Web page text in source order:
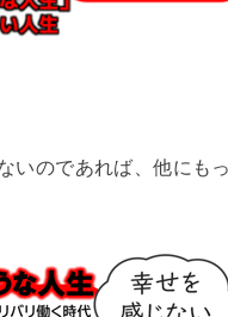
いのであれば、他にも